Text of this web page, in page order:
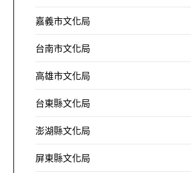
嘉義市文化局
台南市文化局
高雄市文化局
台東縣文化局
澎湖縣文化局
屏東縣文化局